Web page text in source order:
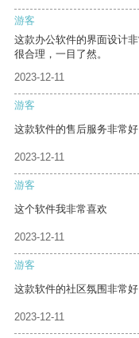
游客
这款办公软件的界面设计
很合理，一目了然。
2023-12-11
游客
这款软件的售后服务非常
2023-12-11
游客
这个软件我非常喜欢
2023-12-11
游客
这款软件的社区氛围非常
2023-12-11